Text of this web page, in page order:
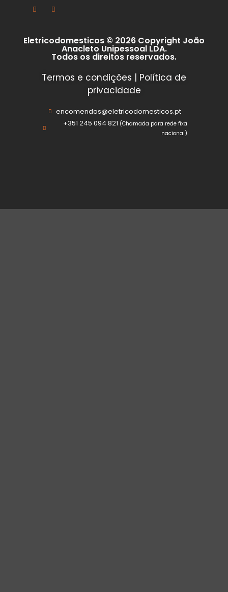
Eletricodomesticos © 2026 Copyright João
Anacleto Unipessoal LDA.
Todos os direitos reservados.
Termos e condições | Política de
privacidade
encomendas@eletricodomesticos.pt
+351 245 094 821 (Chamada para rede fixa
nacional)